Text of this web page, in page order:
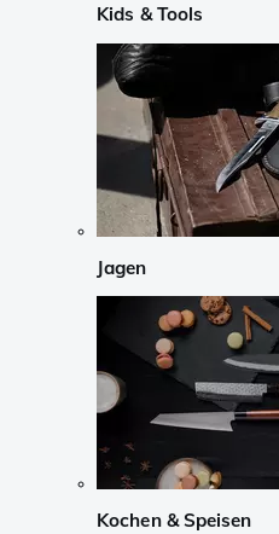
Kids & Tools
Jagen
Kochen & Speisen